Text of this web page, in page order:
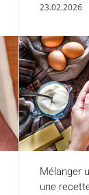
23.02.2026
Mélanger
une